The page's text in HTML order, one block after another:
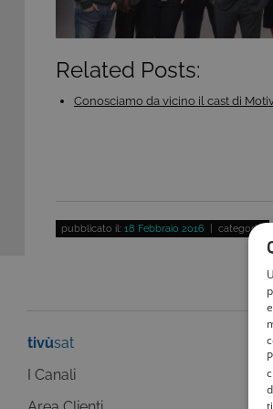
Related Posts:
Conosciamo da vicino il cast di
pubblicato il: 18 Febbraio 2016 | categoria:
tivùsat
I Canali